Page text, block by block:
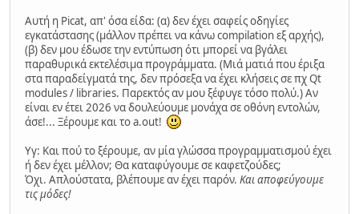
Αυτή η Picat, απ' όσα είδα: (α) δεν έχει σαφείς οδηγίες
εγκατάστασης (μάλλον πρέπει να κάνω compilation εξ αρχής),
(β) δεν μου έδωσε την εντύπωση ότι μπορεί να βγάλει
παραθυρικά εκτελέσιμα προγράμματα. (Μιά ματιά που έριξα
στα παραδείγματά της, δεν πρόσεξα να έχει κλήσεις σε πχ Qt
modules / libraries. Παρεκτός αν μου ξέφυγε τόσο πολύ.) Αν
είναι εν έτει 2026 να δουλεύουμε μονάχα σε οθόνη εντολών,
άσε!... Ξέρουμε και το a.out!
Υγ: Και πού το ξέρουμε, αν μία γλώσσα προγραμματισμού έχει
ή δεν έχει μέλλον; Θα καταφύγουμε σε καφετζούδες;
Όχι. Απλούστατα, βλέπουμε αν έχει παρόν. Και αποφεύγουμε
τις μόδες!